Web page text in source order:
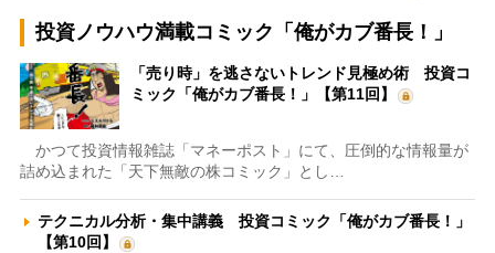
投資ノウハウ満載コミック「俺がカブ番長！」
「売り時」を逃さないトレンド見極め術 投資コ
ミック「俺がカブ番長！」【第11回】
かつて投資情報雑誌「マネーポスト」にて、圧倒的な情報量が
詰め込まれた「天下無敵の株コミック」とし…
テクニカル分析・集中講義 投資コミック「俺がカブ番長！」
【第10回】